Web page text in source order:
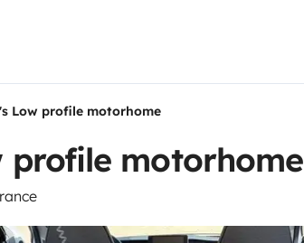
Low profile motorhome
profile motorhome